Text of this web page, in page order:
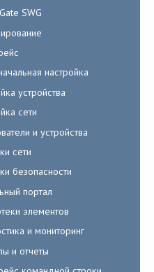
SWG
настройка
устройства
сети
и устройства
сети
безопасности
портал
элементов
и мониторинг
и отчеты